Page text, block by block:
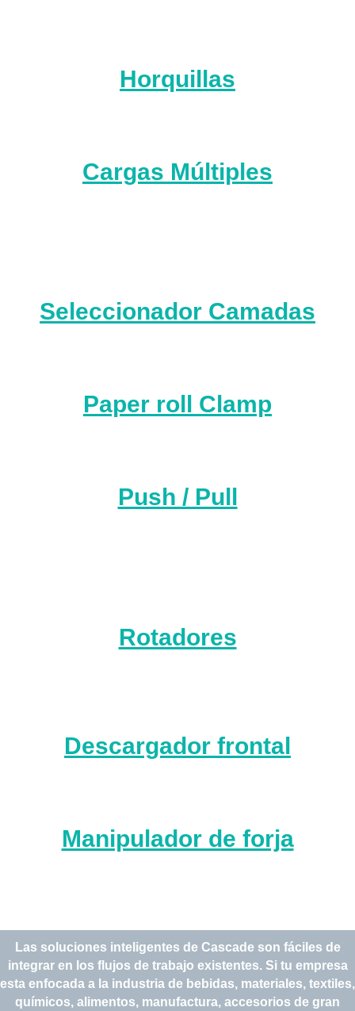
Horquillas
Cargas Múltiples
Seleccionador Camadas
Paper roll Clamp
Push / Pull
Rotadores
Descargador frontal
Manipulador de forja
Las soluciones inteligentes de Cascade son fáciles de
integrar en los flujos de trabajo existentes. Si tu empresa
esta enfocada a la industria de bebidas, materiales, textiles,
químicos, alimentos, manufactura, accesorios de gran